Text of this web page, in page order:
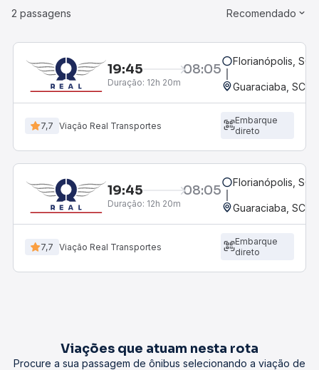
2 passagens Recomendado
19:45 08:05
Duração: 12h 20m
Florianópolis, SC
Guaraciaba, SC
7,7 Viação Real Transportes
Embarque
direto
19:45 08:05
Duração: 12h 20m
Florianópolis, SC
Guaraciaba, SC
7,7 Viação Real Transportes
Embarque
direto
Viações que atuam nesta rota
Procure a sua passagem de ônibus selecionando a viação de